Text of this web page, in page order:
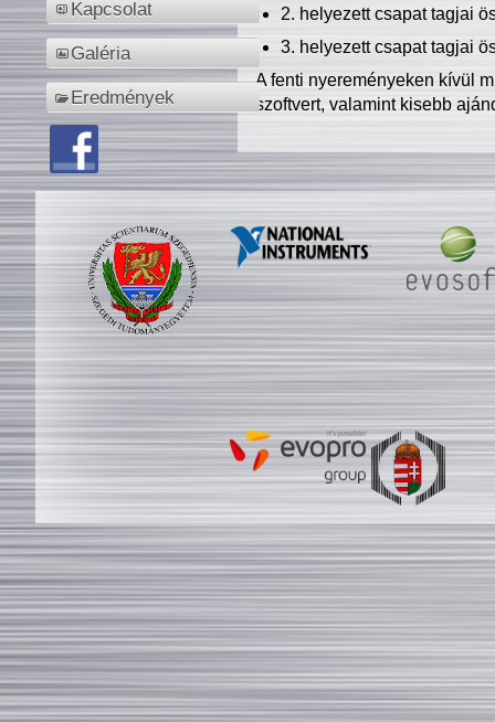
Kapcsolat
Galéria
Eredmények
2. helyezett csapat tagjai
3. helyezett csapat tagjai
A fenti nyereményeken kívül
szoftvert, valamint kisebb